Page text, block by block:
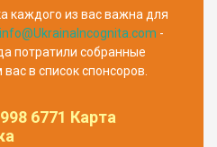
каждого из вас важна для
info@UkrainaIncognita.com -
потратили собранные
в список спонсоров.
6771 Карта